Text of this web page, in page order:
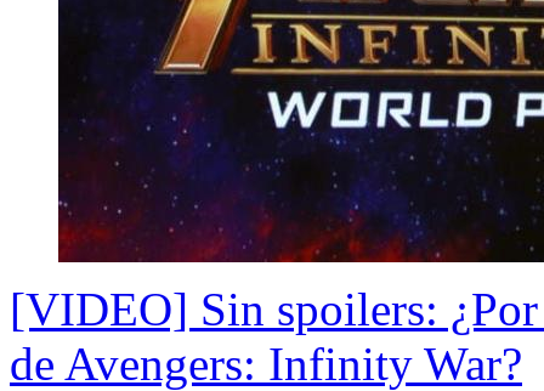
[VIDEO] Sin spoilers:
de Avengers: Infinity War?